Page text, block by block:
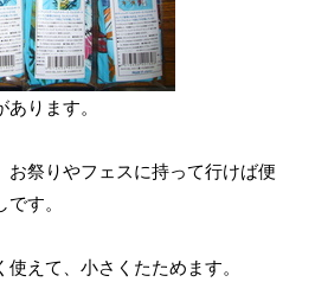
ります。
お祭りやフェスに持って行けば便
す。
えて、小さくたためます。